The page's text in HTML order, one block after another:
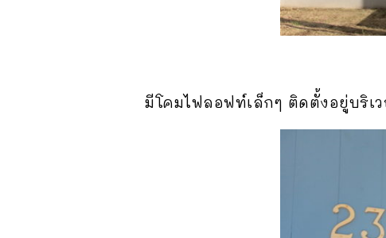
มีโคมไฟลอฟท์เล็กๆ ติดตั้งอยู่บริเ